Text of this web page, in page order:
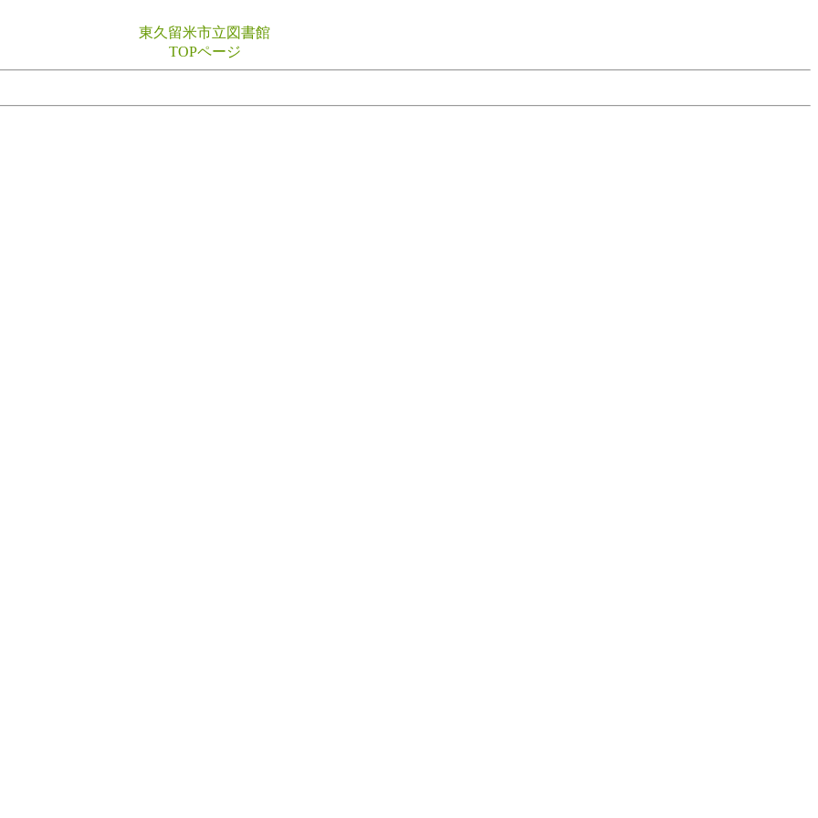
東久留米市立図書館
TOPページ